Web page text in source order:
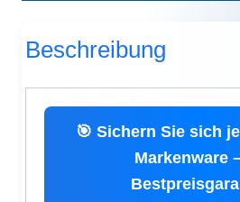
Beschreibung
🎯 Sichern Sie sich
Markenware